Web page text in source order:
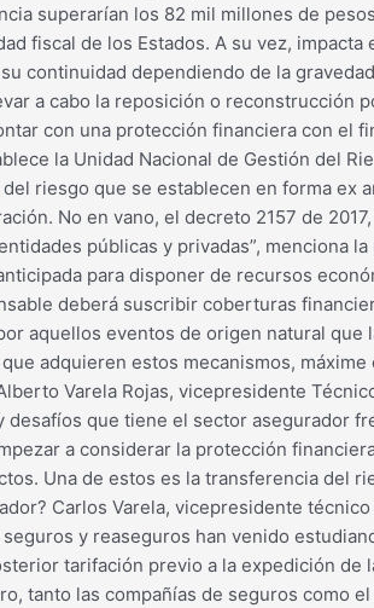
superarían los 82 mil millones de
fiscal de los Estados. A su vez,
continuidad dependiendo de la
a cabo la reposición o reconstrucción
con una protección financiera con el
la Unidad Nacional de Gestión del
riesgo que se establecen en forma ex
No en vano, el decreto 2157 de
públicas y privadas”, menciona
para disponer de recursos
deberá suscribir coberturas
aquellos eventos de origen natural
adquieren estos mecanismos,
Varela Rojas, vicepresidente
que tiene el sector asegurador
a considerar la protección
Una de estos es la transferencia del
Carlos Varela, vicepresidente
y reaseguros han venido
tarifación previo a la expedición
tanto las compañías de seguros como